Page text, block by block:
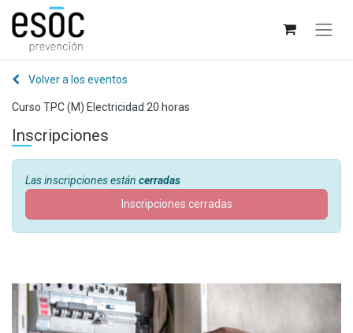
Volver a los eventos
Curso TPC (M) Electricidad 20 horas
Inscripciones
Las inscripciones están cerradas
Inscripciones cerradas